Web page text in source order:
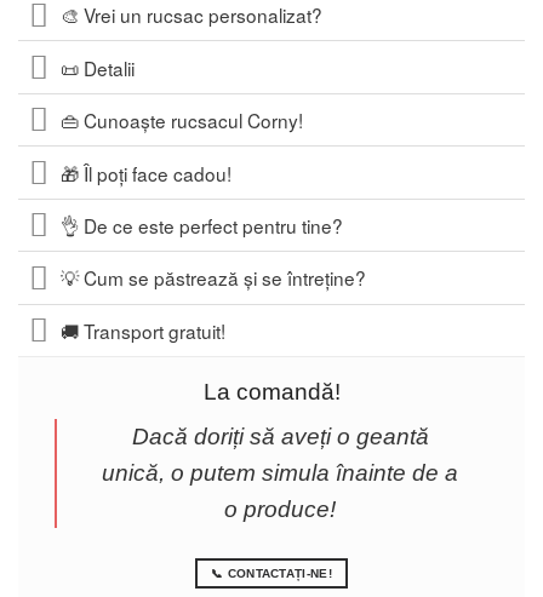
🎨 Vrei un rucsac personalizat?
📜 Detalii
👜 Cunoaște rucsacul Corny!
🎁 Îl poți face cadou!
👌 De ce este perfect pentru tine?
💡 Cum se păstrează și se întreține?
🚚 Transport gratuit!
La comandă!
Dacă doriți să aveți o geantă
unică, o putem simula înainte de a
o produce!
📞 CONTACTAȚI-NE!